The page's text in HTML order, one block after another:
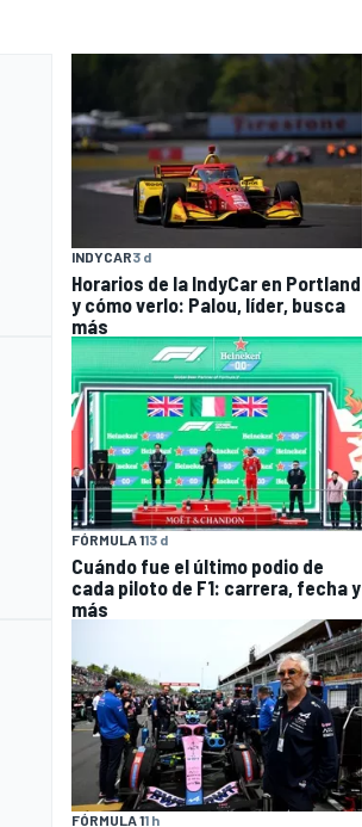
INDYCAR3 d
Horarios de la IndyCar en Portland
y cómo verlo: Palou, líder, busca
más
FÓRMULA 113 d
Cuándo fue el último podio de
cada piloto de F1: carrera, fecha y
más
FÓRMULA 11 h